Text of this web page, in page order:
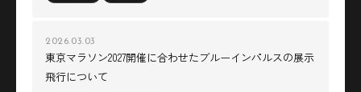
2026.03.03
東京マラソン2027開催に合わせたブルーインパルスの展示
飛行について